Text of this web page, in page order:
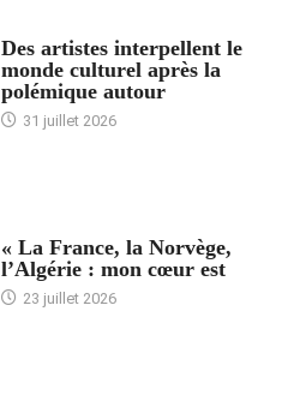
Des artistes interpellent le
monde culturel après la
polémique autour
31 juillet 2026
« La France, la Norvège,
l’Algérie : mon cœur est
23 juillet 2026